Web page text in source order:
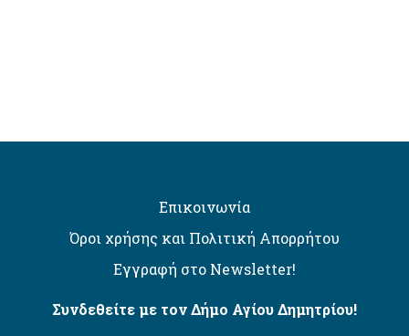
Επικοινωνία
Όροι χρήσης και Πολιτική Απορρήτου
Εγγραφή στο Newsletter!
Συνδεθείτε με τον Δήμο Αγίου Δημητρίου!